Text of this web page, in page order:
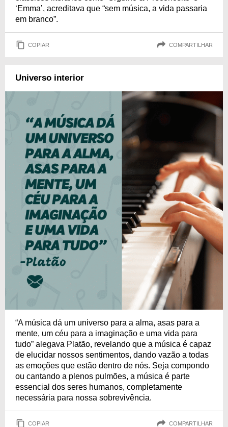
‘Emma’, acreditava que “sem música, a vida passaria
em branco”.
COPIAR COMPARTILHAR
Universo interior
“A música dá um universo para a alma, asas para a
mente, um céu para a imaginação e uma vida para
tudo” alegava Platão, revelando que a música é capaz
de elucidar nossos sentimentos, dando vazão a todas
as emoções que estão dentro de nós. Seja compondo
ou cantando a plenos pulmões, a música é parte
essencial dos seres humanos, completamente
necessária para nossa sobrevivência.
COPIAR COMPARTILHAR